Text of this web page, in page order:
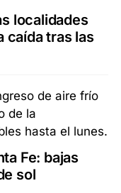
localidades
caída tras las
Fe: bajas
sol